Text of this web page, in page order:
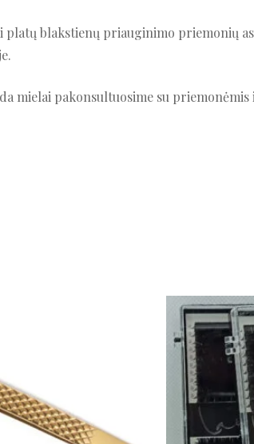
platų blakstienų priauginimo priemonių
mielai pakonsultuosime su